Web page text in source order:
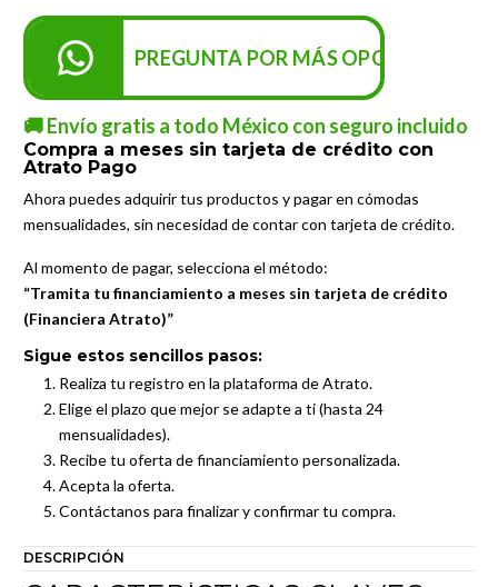
PREGUNTA POR MÁS OPCIONES DE
🚚 Envío gratis a todo México con seguro incluido
Compra a meses sin tarjeta de crédito con
Atrato Pago
Ahora puedes adquirir tus productos y pagar en cómodas
mensualidades, sin necesidad de contar con tarjeta de crédito.
Al momento de pagar, selecciona el método:
“Tramita tu financiamiento a meses sin tarjeta de crédito
(Financiera Atrato)”
Sigue estos sencillos pasos:
Realiza tu registro en la plataforma de Atrato.
Elige el plazo que mejor se adapte a ti (hasta 24
mensualidades).
Recibe tu oferta de financiamiento personalizada.
Acepta la oferta.
Contáctanos para finalizar y confirmar tu compra.
DESCRIPCIÓN